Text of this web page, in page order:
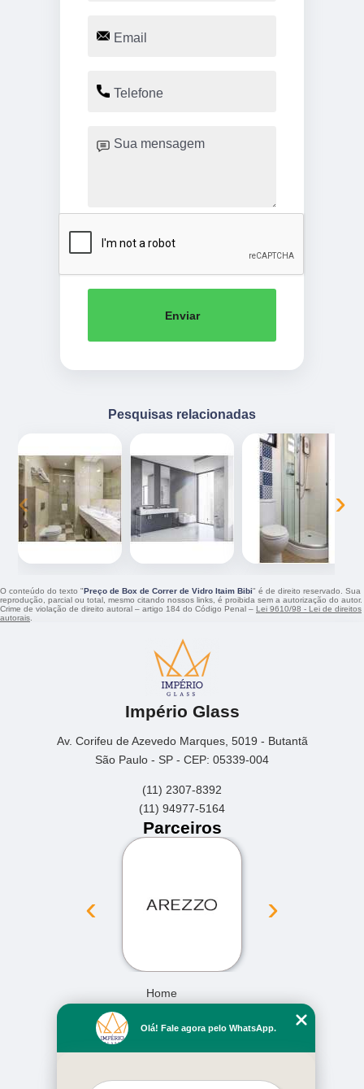
Enviar
Pesquisas relacionadas
‹ ›
O conteúdo do texto "Preço de Box de Correr de Vidro Itaim Bibi" é de direito reservado. Sua
reprodução, parcial ou total, mesmo citando nossos links, é proibida sem a autorização do autor.
Crime de violação de direito autoral – artigo 184 do Código Penal – Lei 9610/98 - Lei de direitos
autorais
Império Glass
Av. Corifeu de Azevedo Marques, 5019 - Butantã
São Paulo - SP - CEP: 05339-004
(11) 2307-8392
(11) 94977-5164
Parceiros
‹ ›
Home
Missão
Olá! Fale agora pelo WhatsApp.